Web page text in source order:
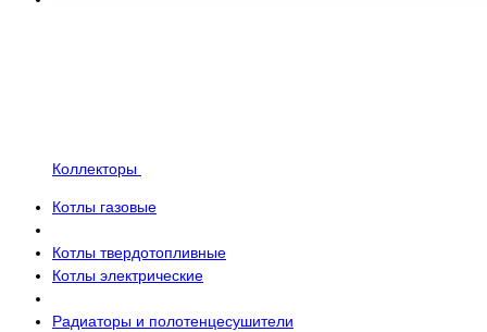
Коллекторы
Котлы газовые
Котлы твердотопливные
Котлы электрические
Радиаторы и полотенцесушители